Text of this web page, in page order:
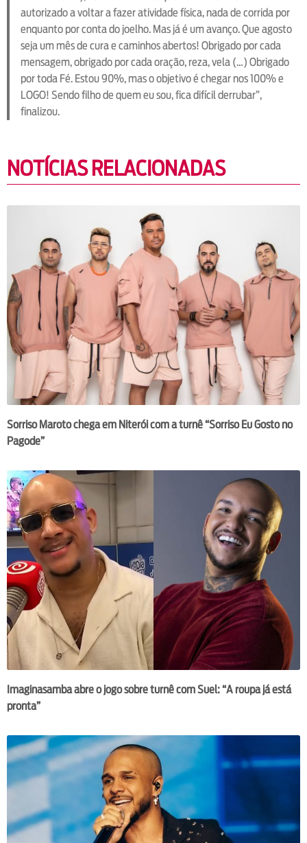
autorizado a voltar a fazer atividade física, nada de corrida por
enquanto por conta do joelho. Mas já é um avanço. Que agosto
seja um mês de cura e caminhos abertos! Obrigado por cada
mensagem, obrigado por cada oração, reza, vela (…) Obrigado
por toda Fé. Estou 90%, mas o objetivo é chegar nos 100% e
LOGO! Sendo filho de quem eu sou, fica difícil derrubar”,
finalizou.
NOTÍCIAS RELACIONADAS
Sorriso Maroto chega em Niterói com a turnê “Sorriso Eu Gosto no
Pagode”
Imaginasamba abre o jogo sobre turnê com Suel: “A roupa já está
pronta”